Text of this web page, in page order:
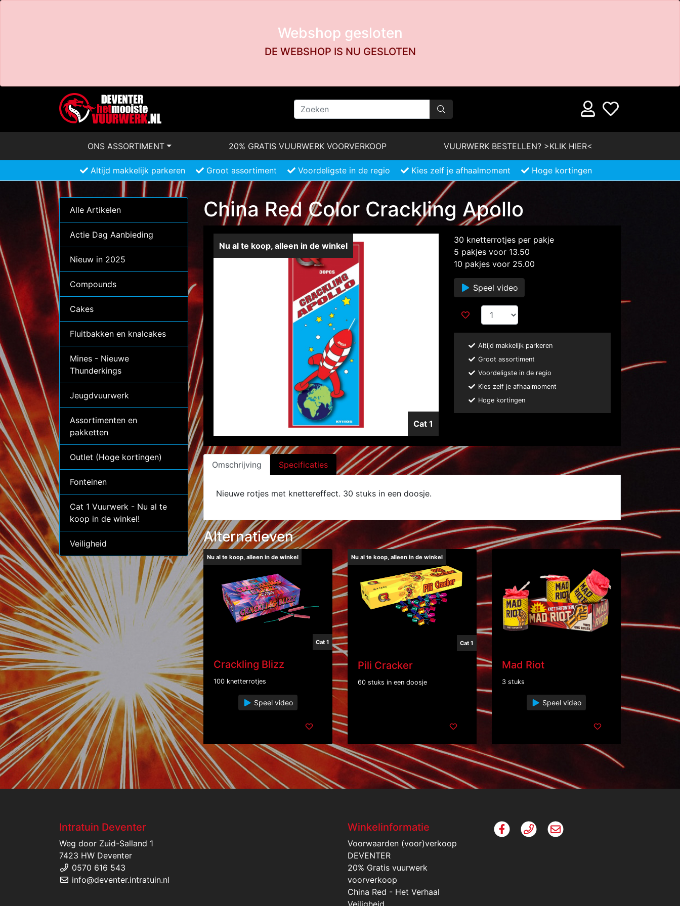
Webshop gesloten
DE WEBSHOP IS NU GESLOTEN
ONS ASSORTIMENT 20% GRATIS VUURWERK VOORVERKOOP VUURWERK BESTELLEN? >KLIK HIER<
Altijd makkelijk parkeren Groot assortiment Voordeligste in de regio Kies zelf je afhaalmoment Hoge kortingen
Alle Artikelen
Actie Dag Aanbieding
Nieuw in 2025
Compounds
Cakes
Fluitbakken en knalcakes
Mines - Nieuwe
Thunderkings
Jeugdvuurwerk
Assortimenten en
pakketten
Outlet (Hoge kortingen)
Fonteinen
Cat 1 Vuurwerk - Nu al te
koop in de winkel!
Veiligheid
China Red Color Crackling Apollo
Nu al te koop, alleen in de winkel
Cat 1
30 knetterrotjes per pakje
5 pakjes voor 13.50
10 pakjes voor 25.00
Speel video
Altijd makkelijk parkeren
Groot assortiment
Voordeligste in de regio
Kies zelf je afhaalmoment
Hoge kortingen
Omschrijving Specificaties
Nieuwe rotjes met knettereffect. 30 stuks in een doosje.
Alternatieven
Nu al te koop, alleen in de winkel
Cat 1
Crackling Blizz
100 knetterrotjes
Speel video
Nu al te koop, alleen in de winkel
Cat 1
Pili Cracker
60 stuks in een doosje
Mad Riot
3 stuks
Speel video
Intratuin Deventer
Weg door Zuid-Salland 1
7423 HW Deventer
0570 616 543
info@deventer.intratuin.nl
Winkelinformatie
Voorwaarden (voor)verkoop
DEVENTER
20% Gratis vuurwerk
voorverkoop
China Red - Het Verhaal